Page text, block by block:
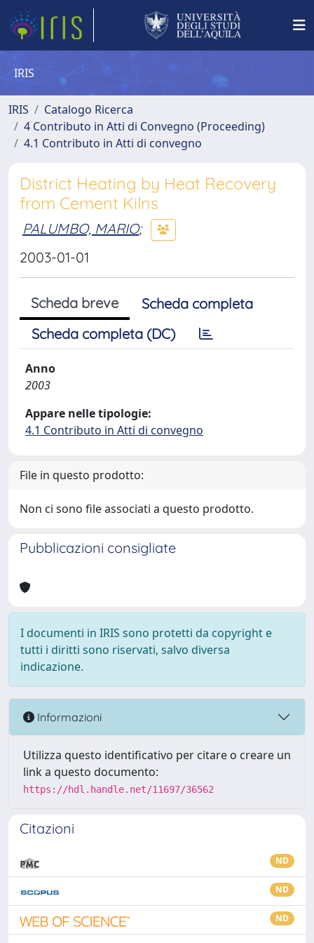
IRIS
IRIS
Catalogo Ricerca
4 Contributo in Atti di Convegno (Proceeding)
4.1 Contributo in Atti di convegno
District Heating by Heat Recovery
from Cement Kilns
PALUMBO, MARIO;
2003-01-01
Scheda breve
Scheda completa
Scheda completa (DC)
Anno
2003
Appare nelle tipologie:
4.1 Contributo in Atti di convegno
File in questo prodotto:
Non ci sono file associati a questo prodotto.
Pubblicazioni consigliate
I documenti in IRIS sono protetti da copyright e
tutti i diritti sono riservati, salvo diversa
indicazione.
Informazioni
Utilizza questo identificativo per citare o creare un
link a questo documento:
https://hdl.handle.net/11697/36562
Citazioni
ND
ND
ND